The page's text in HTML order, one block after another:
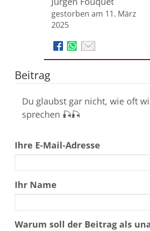
gestorben am 11. März
2025
Beitrag
Du glaubst gar nicht, wie oft
sprechen 🎣🎣
Ihre E-Mail-Adresse
Ihr Name
Warum soll der Beitrag als